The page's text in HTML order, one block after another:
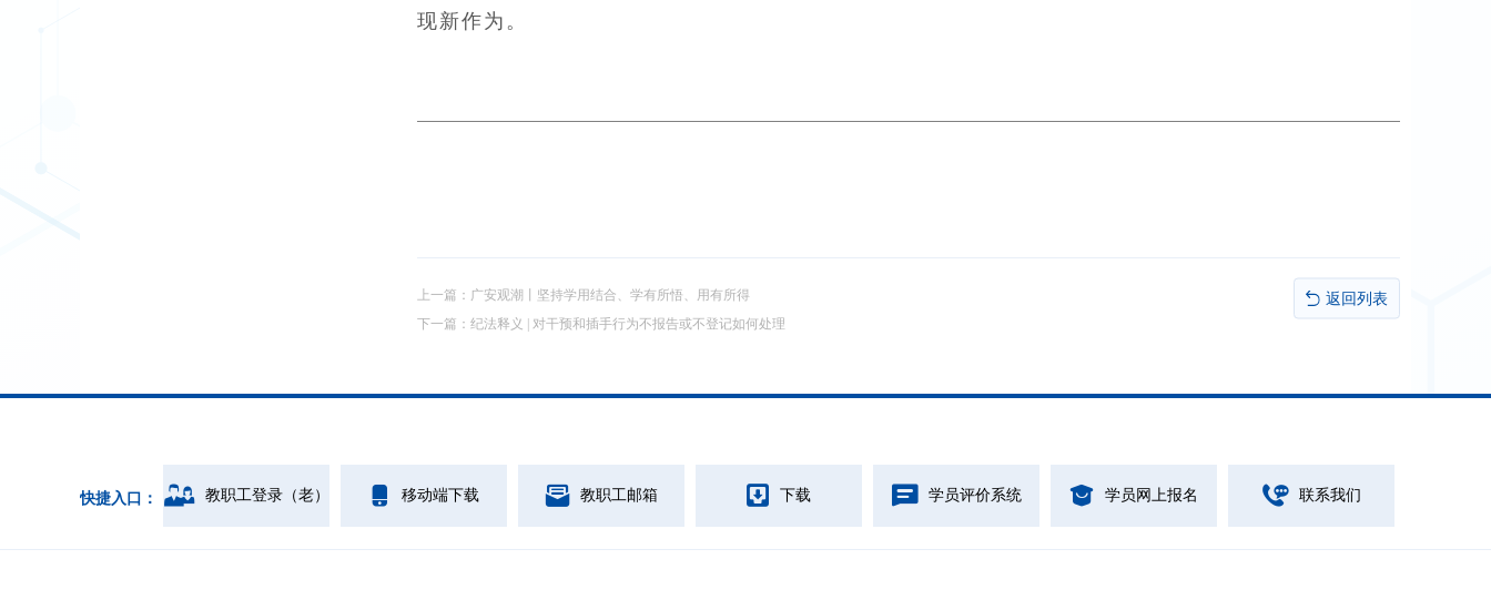
现新作为。
上一篇： 广安观潮丨坚持学用结合、学有所悟、用有所得
下一篇： 纪法释义 | 对干预和插手行为不报告或不登记如何处理
返回列表
快捷入口： 教职工登录（老） 移动端下载 教职工邮箱 下载 学员评价系统 学员网上报名 联系我们